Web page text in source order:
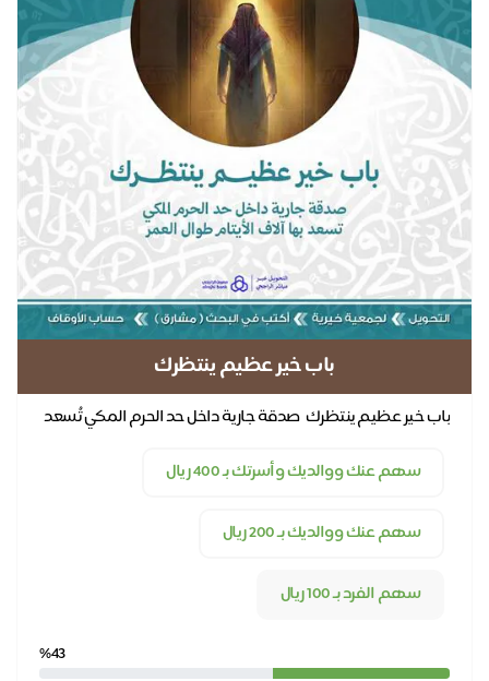
باب خير عظيم ينتظرك
باب خير عظيم ينتظرك صدقة جارية داخل حد الحرم المكي تُسعد
سهم عنك ووالديك وأسرتك بـ 400 ريال
سهم عنك ووالديك بـ 200 ريال
سهم الفرد بـ 100 ريال